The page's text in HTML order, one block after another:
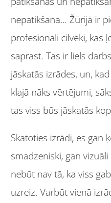
nepatikšana… Žūrijā ir
profesionāli cilvēki, kas
saprast. Tas ir liels
jāskatās izrādes, un,
klajā nāks vērtējumi,
tas viss būs jāskatās
Skatoties izrādi, es gan
smadzeniski, gan
nebūt nav tā, ka viss
uzreiz. Varbūt vienā